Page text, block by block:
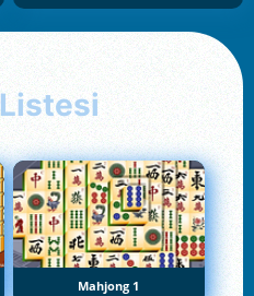
Listesi
Mahjong 1